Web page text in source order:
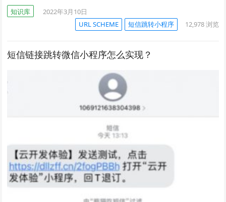
知识库
2022年3月10日
URL SCHEME
短信跳转小程序 12,978浏览
短信链接跳转微信小程序怎么实现？